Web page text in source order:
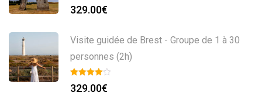
329.00€
Visite guidée de Brest - Groupe de 1 à 30
personnes (2h)
329.00€